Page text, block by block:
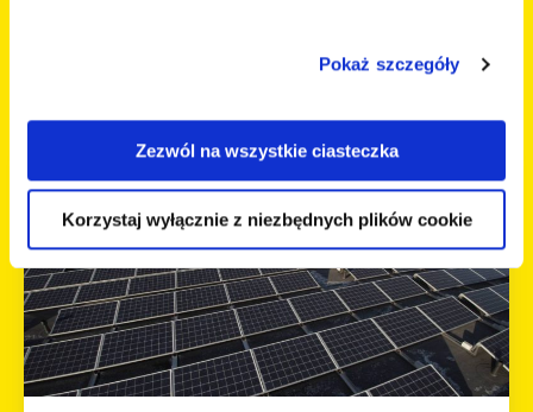
Pokaż szczegóły
Zezwól na wszystkie ciasteczka
Korzystaj wyłącznie z niezbędnych plików cookie
Inne projekty